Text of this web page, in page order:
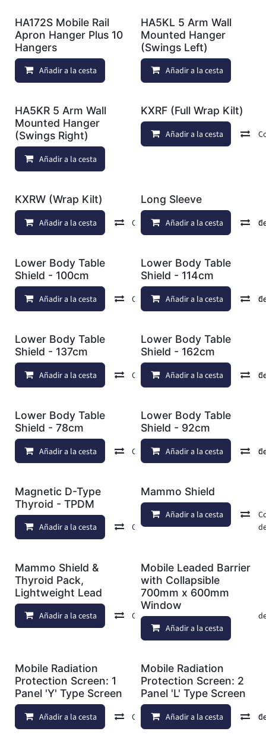
HA172S Mobile Rail
Apron Hanger Plus 10
Hangers
Añadir a la cesta Añadir a lista de deseos
HA5KL 5 Arm Wall
Mounted Hanger
(Swings Left)
Añadir a la cesta
HA5KR 5 Arm Wall
Mounted Hanger
(Swings Right)
Añadir a la cesta
KXRF (Full Wrap Kilt)
Añadir a la cesta
KXRW (Wrap Kilt)
Añadir a la cesta Comparar Añadir a lista de
Long Sleeve
Añadir a la cesta
Lower Body Table
Shield - 100cm
Añadir a la cesta Comparar Añadir a lista de
Lower Body Table
Shield - 114cm
Añadir a la cesta
Lower Body Table
Shield - 137cm
Añadir a la cesta Comparar Añadir a lista de
Lower Body Table
Shield - 162cm
Añadir a la cesta
Lower Body Table
Shield - 78cm
Añadir a la cesta Comparar Añadir a lista de
Lower Body Table
Shield - 92cm
Añadir a la cesta
Magnetic D-Type
Thyroid - TPDM
Añadir a la cesta Comparar Añadir a lista de
Mammo Shield
Añadir a la cesta
Mammo Shield &
Thyroid Pack,
Lightweight Lead
Añadir a la cesta Comparar Añadir a lista de
Mobile Leaded Barrier
with Collapsible
700mm x 600mm
Window
Añadir a la cesta
Mobile Radiation
Protection Screen: 1
Panel 'Y' Type Screen
Añadir a la cesta Comparar Añadir a lista de
Mobile Radiation
Protection Screen: 2
Panel 'L' Type Screen
Añadir a la cesta